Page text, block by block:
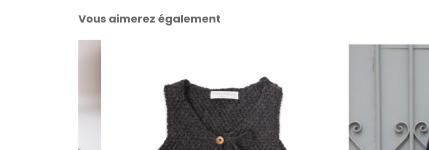
Vous aimerez également